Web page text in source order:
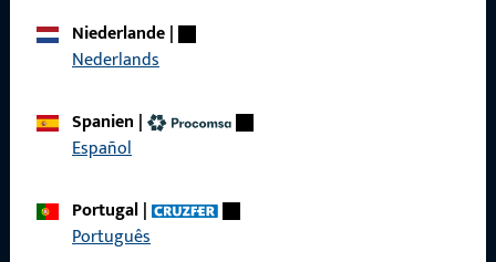
Niederlande|
Nederlands
Spanien |
Español
Portugal|
Português
Allgemeines